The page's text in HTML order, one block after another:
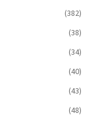
(382)
(38)
(34)
(40)
(43)
(48)